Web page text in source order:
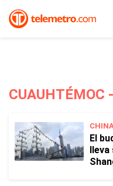
CUAUHTÉMOC
El
lleva